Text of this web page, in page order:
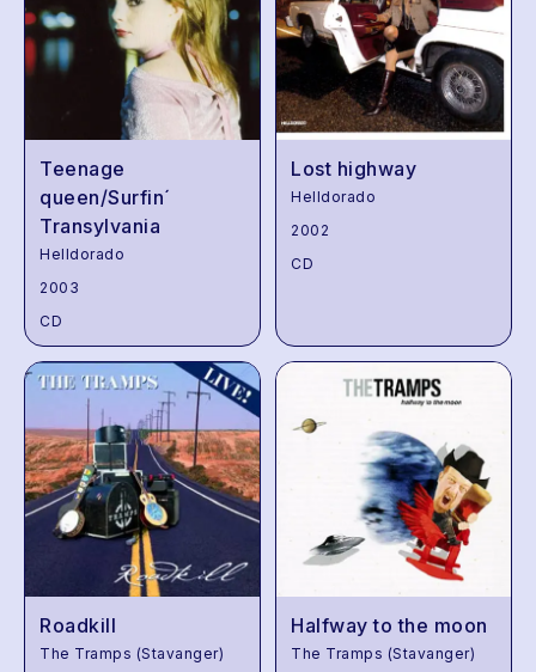
Teenage
queen/Surfin´
Transylvania
Helldorado
2003
CD
Lost highway
Helldorado
2002
CD
Roadkill
The Tramps (Stavanger)
Halfway to the moon
The Tramps (Stavanger)